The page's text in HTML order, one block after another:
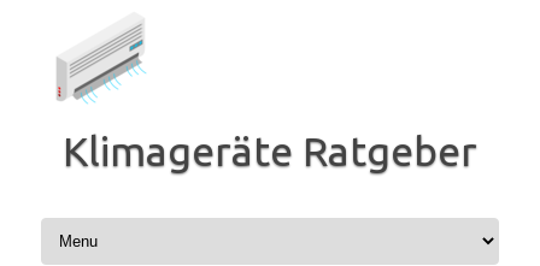
Klimageräte Ratgeber